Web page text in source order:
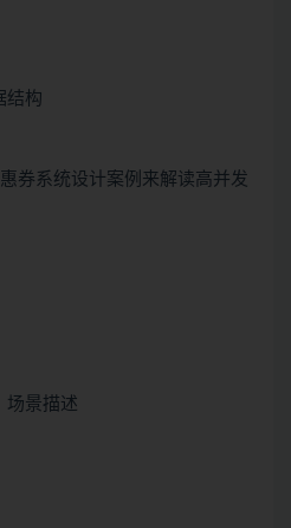
结构
券系统设计案例来解读高并发
场景描述